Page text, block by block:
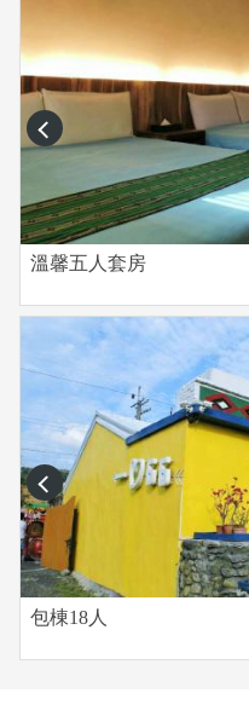
prev
溫馨五人套房
prev
包棟18人